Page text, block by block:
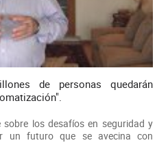
de personas quedarán
los desafíos en seguridad y
un futuro que se avecina con